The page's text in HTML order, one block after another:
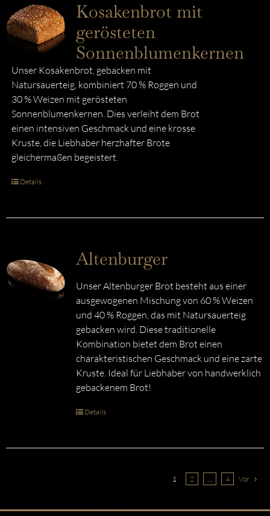
Kosakenbrot mit
gerösteten
Sonnenblumenkernen
Unser Kosakenbrot, gebacken mit
Natursauerteig, kombiniert 70 % Roggen und
30 % Weizen mit gerösteten
Sonnenblumenkernen. Dies verleiht dem Brot
einen intensiven Geschmack und eine krosse
Kruste, die Liebhaber herzhafter Brote
gleichermaßen begeistert.
Details
Altenburger
Unser Altenburger Brot besteht aus einer
ausgewogenen Mischung von 60 % Weizen
und 40 % Roggen, das mit Natursauerteig
gebacken wird. Diese traditionelle
Kombination bietet dem Brot einen
charakteristischen Geschmack und eine zarte
Kruste. Ideal für Liebhaber von handwerklich
gebackenem Brot!
Details
1 2 … 4 Vor